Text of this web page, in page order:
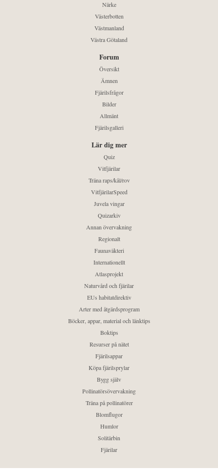
Närke
Västerbotten
Västmanland
Västra Götaland
Forum
Översikt
Ämnen
Fjärilsfrågor
Bilder
Allmänt
Fjärilsgalleri
Lär dig mer
Quiz
Vitfjärilar
Träna raps/kål/rov
VitfjärilarSpeed
Juvela vingar
Quizarkiv
Annan övervakning
Regionalt
Faunaväkteri
Internationellt
Atlasprojekt
Naturvård och fjärilar
EUs habitatdirektiv
Arter med åtgärdsprogram
Böcker, appar, material och länktips
Boktips
Resurser på nätet
Fjärilsappar
Köpa fjärilsprylar
Bygg själv
Pollinatörsövervakning
Träna på pollinatörer
Blomflugor
Humlor
Solitärbin
Fjärilar